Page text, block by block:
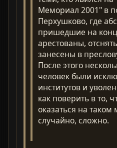
Мемориал 2001" в
Перхушково, где
пришедшие на
арестованы,
занесены в
После этого
человек были
институтов и
как поверить в то,
оказаться на
случайно, сложно.